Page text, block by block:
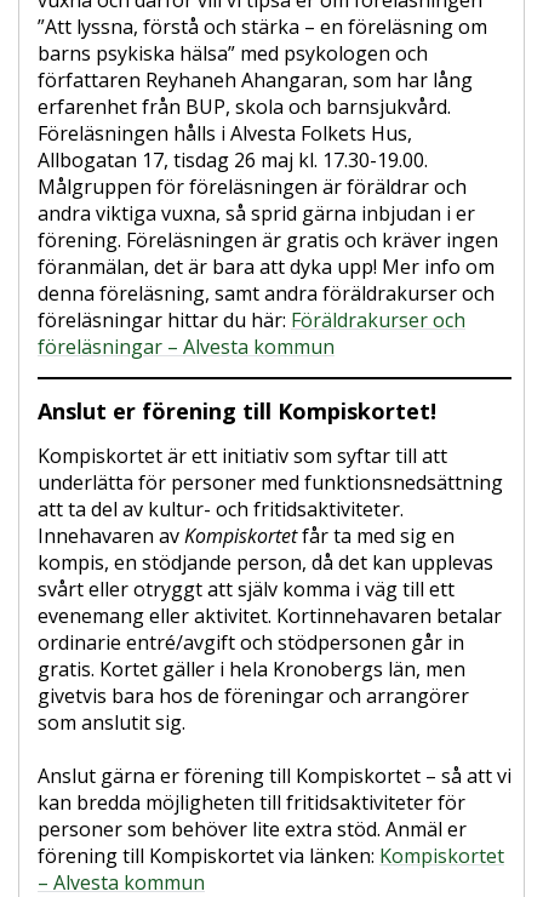
”Att lyssna, förstå och stärka – en föreläsning om
barns psykiska hälsa” med psykologen och
författaren Reyhaneh Ahangaran, som har lång
erfarenhet från BUP, skola och barnsjukvård.
Föreläsningen hålls i Alvesta Folkets Hus,
Allbogatan 17, tisdag 26 maj kl. 17.30-19.00.
Målgruppen för föreläsningen är föräldrar och
andra viktiga vuxna, så sprid gärna inbjudan i er
förening. Föreläsningen är gratis och kräver ingen
föranmälan, det är bara att dyka upp! Mer info om
denna föreläsning, samt andra föräldrakurser och
föreläsningar hittar du här: Föräldrakurser och
föreläsningar – Alvesta kommun
Anslut er förening till Kompiskortet!
Kompiskortet är ett initiativ som syftar till att
underlätta för personer med funktionsnedsättning
att ta del av kultur- och fritidsaktiviteter.
Innehavaren avKompiskortetfår ta med sig en
kompis, en stödjande person, då det kan upplevas
svårt eller otryggt att själv komma i väg till ett
evenemang eller aktivitet. Kortinnehavaren betalar
ordinarie entré/avgift och stödpersonen går in
gratis. Kortet gäller i hela Kronobergs län, men
givetvis bara hos de föreningar och arrangörer
som anslutit sig.
Anslut gärna er förening till Kompiskortet – så att vi
kan bredda möjligheten till fritidsaktiviteter för
personer som behöver lite extra stöd. Anmäl er
förening till Kompiskortet via länken: Kompiskortet
– Alvesta kommun